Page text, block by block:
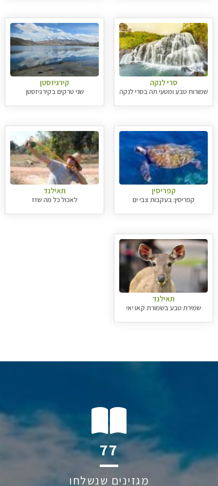
סרי לנקה
שמורות טבע ומטעי תה בסרי לנקה
קירגיזסטן
שני טרקים בקירגיזסטן
קפריסין
קפריסין: בעקבות צבי ים
תאילנד
לאכול כל מה שזז
תאילנד
שמירת טבע בשמורת קאו יאי
110
מגזינים שנשלחו